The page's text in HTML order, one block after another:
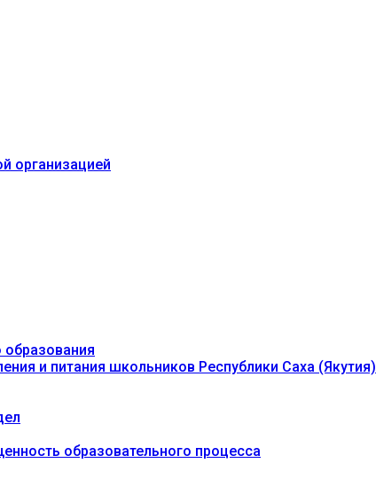
организацией
образования
и питания школьников Республики Саха (Якутия)
образовательного процесса